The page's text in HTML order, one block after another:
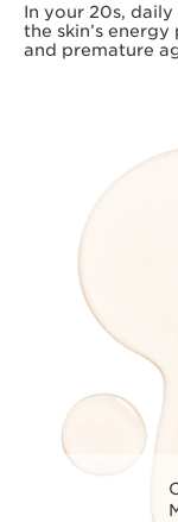
In your 20s, daily
the skin’s
and premature